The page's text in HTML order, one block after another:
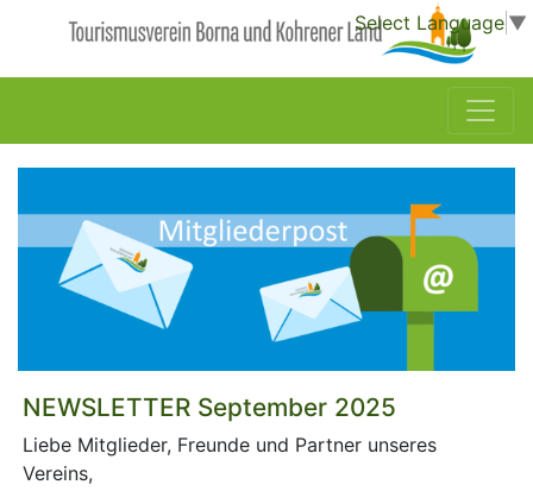
Select Language ▼
NEWSLETTER September 2025
Liebe Mitglieder, Freunde und Partner unseres
Vereins,